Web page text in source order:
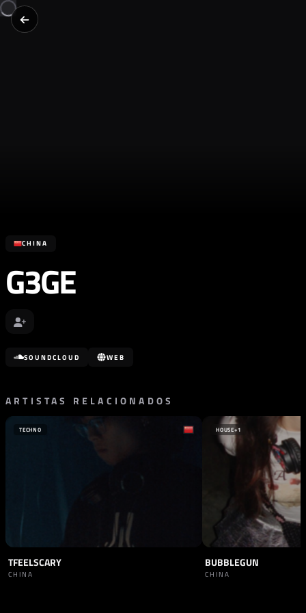
CHINA
G3GE
SOUNDCLOUD WEB
ARTISTAS RELACIONADOS
TECHNO
TFEELSCARY
CHINA
HOUSE+1
BUBBLEGUN
CHINA